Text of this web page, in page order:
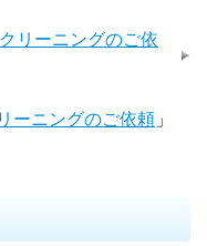
リーニングのご依
ーニングのご依頼 」